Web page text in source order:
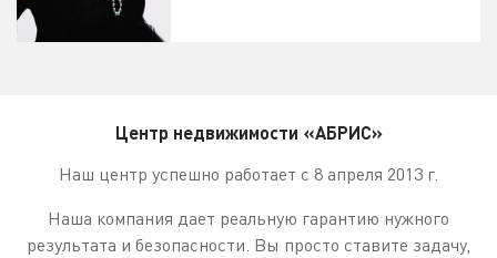
Центр недвижимости «АБРИС»
Наш центр успешно работает с 8 апреля 2013 г.
Наша компания дает реальную гарантию нужного
результата и безопасности. Вы просто ставите задачу,